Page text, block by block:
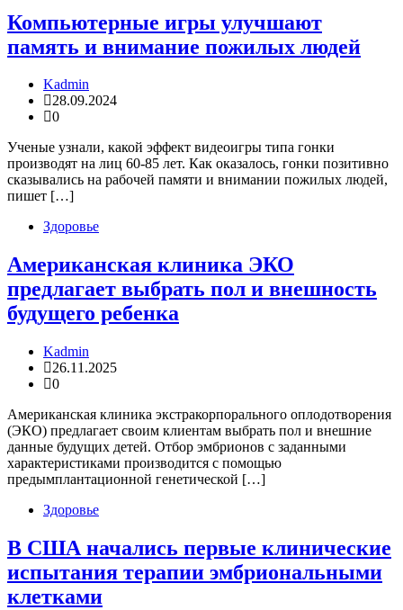
Компьютерные игры улучшают
память и внимание пожилых людей
Kadmin
28.09.2024
0
Ученые узнали, какой эффект видеоигры типа гонки
производят на лиц 60-85 лет. Как оказалось, гонки позитивно
сказывались на рабочей памяти и внимании пожилых людей,
пишет […]
Здоровье
Американская клиника ЭКО
предлагает выбрать пол и внешность
будущего ребенка
Kadmin
26.11.2025
0
Американская клиника экстракорпорального оплодотворения
(ЭКО) предлагает своим клиентам выбрать пол и внешние
данные будущих детей. Отбор эмбрионов с заданными
характеристиками производится с помощью
предымплантационной генетической […]
Здоровье
В США начались первые клинические
испытания терапии эмбриональными
клетками